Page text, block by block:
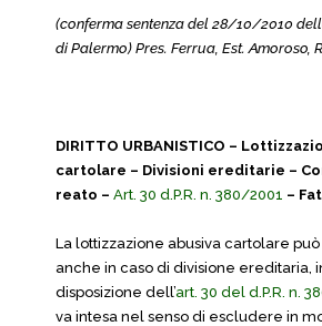
(conferma sentenza del 28/10/2010
di Palermo) Pres. Ferrua, Est. Amoroso,
DIRITTO URBANISTICO –
cartolare – Divisioni ereditarie –
reato – Art. 30 d.P.R. n. 380/2001 –
La lottizzazione abusiva cartolare
anche in caso di divisione ereditaria,
disposizione dell’art. 30 del d.P.R. n.
va intesa nel senso di escludere in